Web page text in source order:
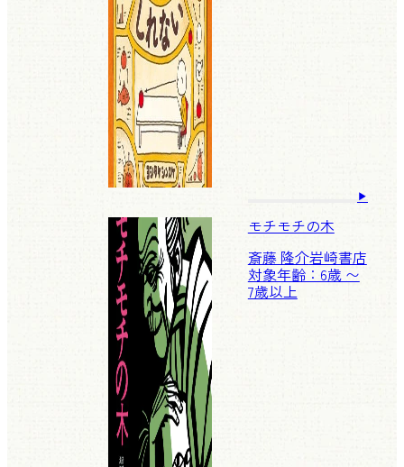
モチモチの木
斎藤 隆介岩崎書店
対象年齢：6歳 〜
7歳以上